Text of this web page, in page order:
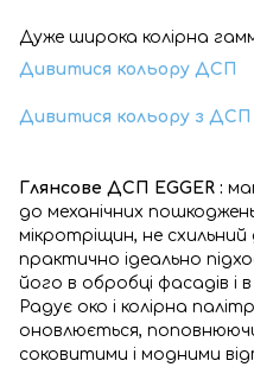
Дуже широка колірна
Дивитися кольору ДСП
Дивитися кольору з ДСП
Глянсове ДСП EGGER :
до механічних
мікротріщин, не
практично ідеально
його в обробці фасадів і
Радує око і колірна
оновлюється,
соковитими і модними